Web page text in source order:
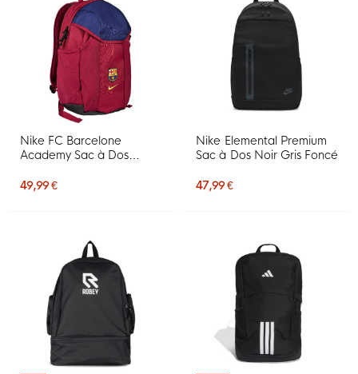
Nike FC Barcelone
Academy Sac à Dos
Jaune
49,99 €
Nike Elemental Premium
Sac à Dos Noir Gris Foncé
47,99 €